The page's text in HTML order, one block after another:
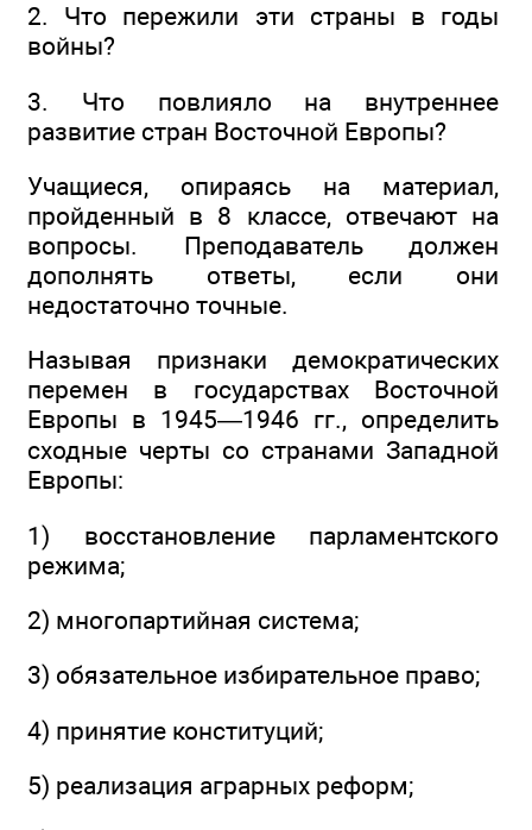
2. Что пережили эти страны в годы
войны?
3. Что повлияло на внутреннее
развитие стран Восточной Европы?
Учащиеся, опираясь на материал,
пройденный в 8 классе, отвечают на
вопросы. Преподаватель должен
дополнять ответы, если они
недостаточно точные.
Называя признаки демократических
перемен в государствах Восточной
Европы в 1945—1946 гг., определить
сходные черты со странами Западной
Европы:
1) восстановление парламентского
режима;
2) многопартийная система;
3) обязательное избирательное право;
4) принятие конституций;
5) реализация аграрных реформ;